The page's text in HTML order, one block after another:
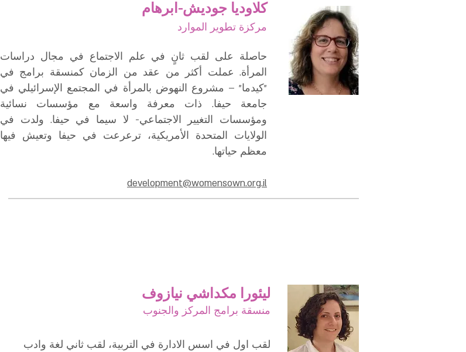
كلاوديا جوديش-ابرهام
مركزة تطوير الموارد
حاصلة على لقب ثانٍ في علم الاجتماع في مجال دراسات
المرأة. عملت أكثر من عقد من الزمان كمنسقة برامج في
"كيدما" – مشروع النهوض بالمرأة في المجتمع الإسرائيلي في
جامعة حيفا. ذات معرفة واسعة مع مؤسسات نسائية
ومؤسسات التغيير الاجتماعي- لا سيما في حيفا. ولدت في
الولايات المتحدة الأمريكية، ترعرعت في حيفا وتعيش فيها
معظم حياتها.
development@womensown.org.il
ليئورا مكداشي نيازوف
منسقة برامج المركز والجنوب
لقب اول في اسس الادارة في التربية، لقب ثاني لغة وادب